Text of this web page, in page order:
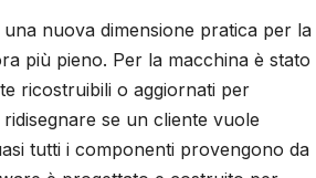
nuova dimensione pratica per la
più pieno. Per la macchina è stato
ricostruibili o aggiornati per
se un cliente vuole
tutti i componenti provengono da